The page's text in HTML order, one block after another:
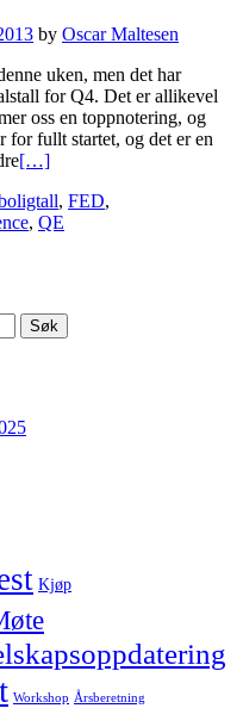
by Oscar Maltesen
uken, men det har
for Q4. Det er allikevel
oss en toppnotering, og
for fullt startet, og det er en
[…]
, FED,
, QE
Kjøp
Workshop Årsberetning